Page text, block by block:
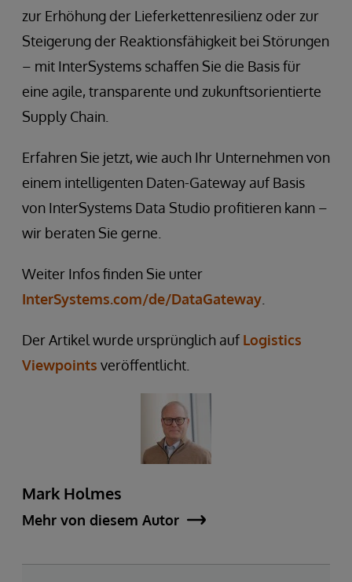
zur Erhöhung der Lieferkettenresilienz oder zur
Steigerung der Reaktionsfähigkeit bei Störungen
– mit InterSystems schaffen Sie die Basis für
eine agile, transparente und zukunftsorientierte
Supply Chain.
Erfahren Sie jetzt, wie auch Ihr Unternehmen von
einem intelligenten Daten-Gateway auf Basis
von InterSystems Data Studio profitieren kann –
wir beraten Sie gerne.
Weiter Infos finden Sie unter
InterSystems.com/de/DataGateway
Der Artikel wurde ursprünglich auf Logistics
Viewpoints veröffentlicht.
Mark Holmes
Mehr von diesem Autor